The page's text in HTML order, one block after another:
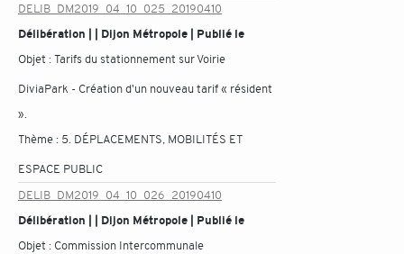
DELIB_DM2019_04_10_025_20190410
Délibération | | Dijon Métropole | Publié le
Objet :Tarifs du stationnement sur Voirie
DiviaPark - Création d'un nouveau tarif « résident
».
Thème : 5. DÉPLACEMENTS, MOBILITÉS ET
ESPACE PUBLIC
DELIB_DM2019_04_10_026_20190410
Délibération | | Dijon Métropole | Publié le
Objet : Commission Intercommunale